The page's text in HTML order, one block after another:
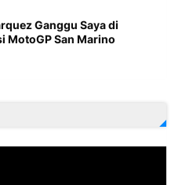
Ganggu Saya di
MotoGP San Marino